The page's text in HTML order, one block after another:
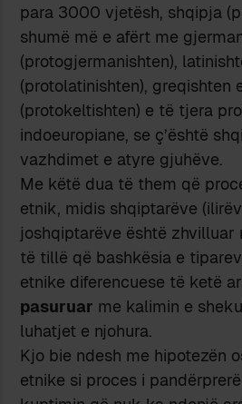
para 3000 vjetësh, shqipja
shumë më e afërt me
(protogjermanishten),
(protolatinishten), greqishten
(protokeltishten) e të tjera
indoeuropiane, se ç’është
vazhdimet e atyre gjuhëve.
Me këtë dua të them që
etnik, midis shqiptarëve
joshqiptarëve është zhvilluar
të tillë që bashkësia e
etnike diferencuese të ketë
pasuruar me kalimin e
luhatjet e njohura.
Kjo bie ndesh me hipotezën
etnike si proces i